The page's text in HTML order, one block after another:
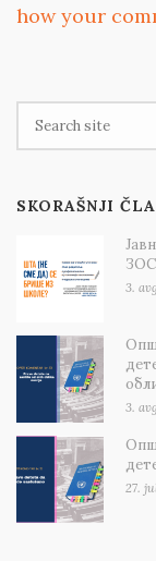
how your
SKORAŠNJI
3.
3.
27.